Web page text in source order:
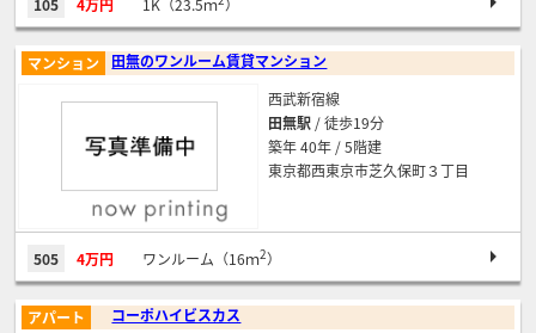
105 4万円 1K（23.5ｍ ）
田無のワンルーム賃貸マンション
マンション
西武新宿線
田無駅 / 徒歩19分
築年 40年 / 5階建
東京都西東京市芝久保町３丁目
505 4万円 ワンルーム（16ｍ2）
コーポハイビスカス
アパート